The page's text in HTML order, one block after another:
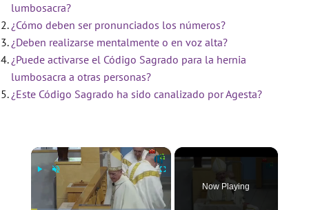
lumbosacra?
¿Cómo deben ser pronunciados los números?
¿Deben realizarse mentalmente o en voz alta?
¿Puede activarse el Código Sagrado para la hernia
lumbosacra a otras personas?
¿Este Código Sagrado ha sido canalizado por Agesta?
×
Now Playing